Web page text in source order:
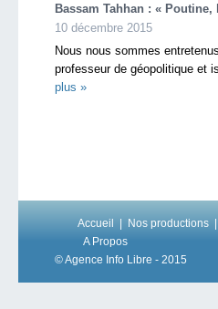
Bassam Tahhan : « Poutine,
10 décembre 2015
Nous nous sommes
professeur de géopolitique et
plus »
Accueil Nos productions
A Propos
© Agence Info Libre - 2015